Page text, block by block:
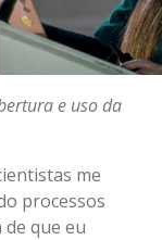
e uso da
me
processos
que eu